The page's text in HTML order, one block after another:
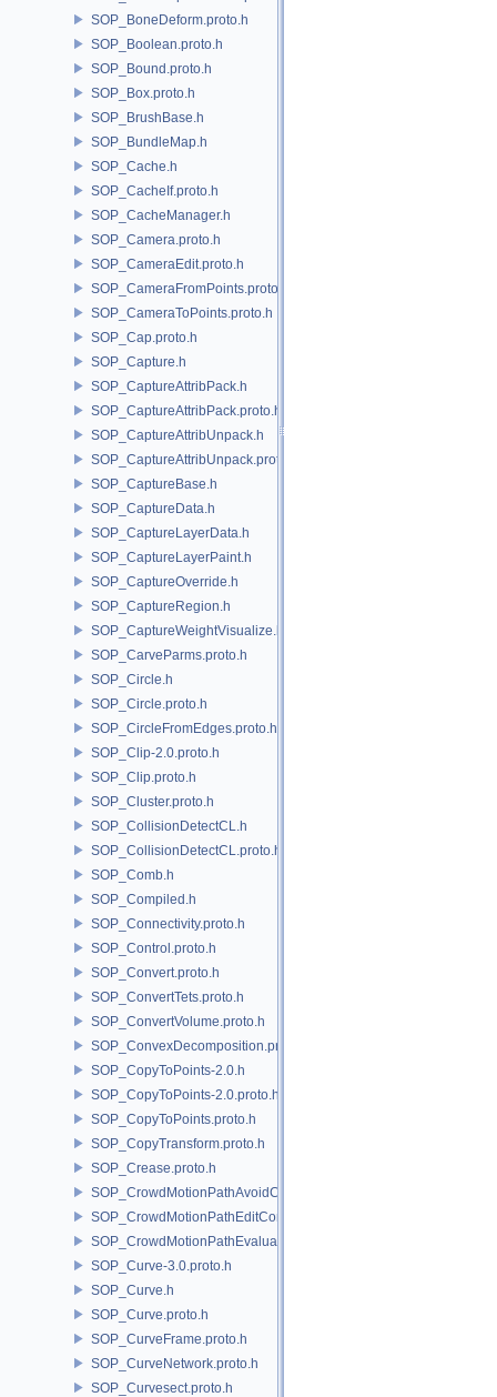
SOP_BoneDeform.proto.h
SOP_Boolean.proto.h
SOP_Bound.proto.h
SOP_Box.proto.h
SOP_BrushBase.h
SOP_BundleMap.h
SOP_Cache.h
SOP_CacheIf.proto.h
SOP_CacheManager.h
SOP_Camera.proto.h
SOP_CameraEdit.proto.h
SOP_CameraFromPoints.proto.h
SOP_CameraToPoints.proto.h
SOP_Cap.proto.h
SOP_Capture.h
SOP_CaptureAttribPack.h
SOP_CaptureAttribPack.proto.h
SOP_CaptureAttribUnpack.h
SOP_CaptureAttribUnpack.proto.h
SOP_CaptureBase.h
SOP_CaptureData.h
SOP_CaptureLayerData.h
SOP_CaptureLayerPaint.h
SOP_CaptureOverride.h
SOP_CaptureRegion.h
SOP_CaptureWeightVisualize.h
SOP_CarveParms.proto.h
SOP_Circle.h
SOP_Circle.proto.h
SOP_CircleFromEdges.proto.h
SOP_Clip-2.0.proto.h
SOP_Clip.proto.h
SOP_Cluster.proto.h
SOP_CollisionDetectCL.h
SOP_CollisionDetectCL.proto.h
SOP_Comb.h
SOP_Compiled.h
SOP_Connectivity.proto.h
SOP_Control.proto.h
SOP_Convert.proto.h
SOP_ConvertTets.proto.h
SOP_ConvertVolume.proto.h
SOP_ConvexDecomposition.proto.h
SOP_CopyToPoints-2.0.h
SOP_CopyToPoints-2.0.proto.h
SOP_CopyToPoints.proto.h
SOP_CopyTransform.proto.h
SOP_Crease.proto.h
SOP_CrowdMotionPathAvoidCore.proto.h
SOP_CrowdMotionPathEditCore.proto.h
SOP_CrowdMotionPathEvaluateCore.proto.h
SOP_Curve-3.0.proto.h
SOP_Curve.h
SOP_Curve.proto.h
SOP_CurveFrame.proto.h
SOP_CurveNetwork.proto.h
SOP_Curvesect.proto.h